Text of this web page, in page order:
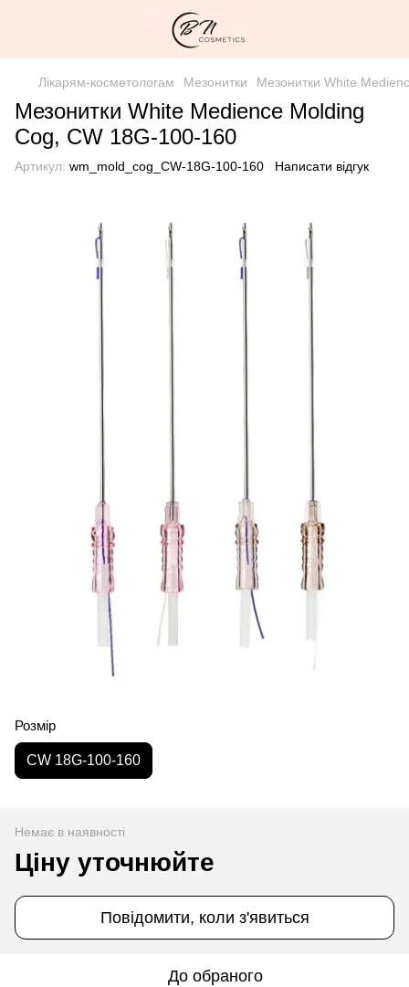
Лікарям-косметологам Мезонитки Мезонитки White
Мезонитки White Medience Molding
Cog, CW 18G-100-160
Артикул: wm_mold_cog_CW-18G-100-160 Написати відгук
Розмір
CW 18G-100-160
Немає в наявності
Ціну уточнюйте
Повідомити, коли з'явиться
До обраного